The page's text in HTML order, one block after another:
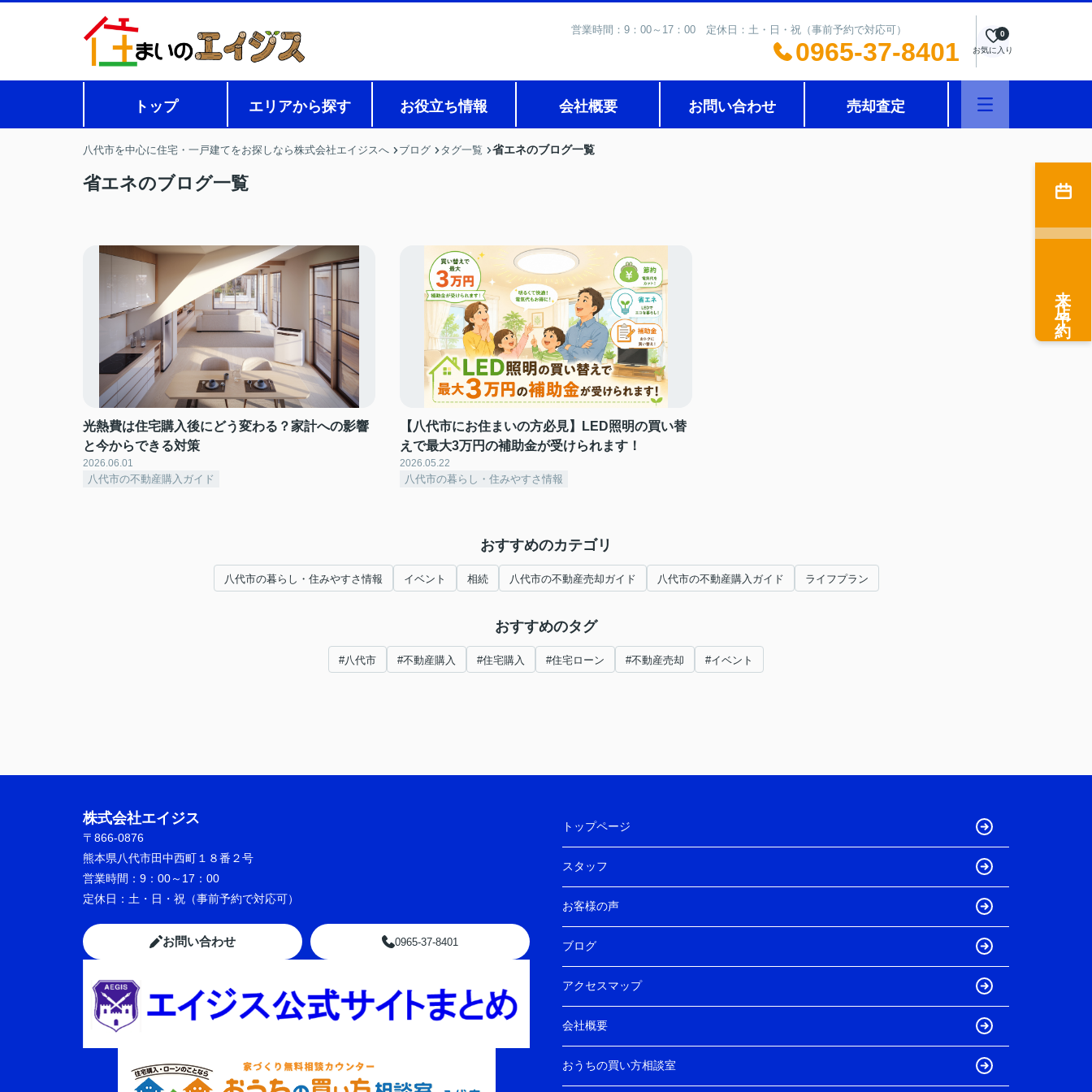
営業時間：9：00～17：00 定休日：土・日・祝（事前予約で対応可）
0965-37-8401 お気に入り
0
トップ エリアから探す お役立ち情報 会社概要 お問い合わせ 売却査定
八代市を中心に住宅・一戸建てをお探しなら株式会社エイジスへ ブログ タグ一覧 省エネのブログ一覧
省エネのブログ一覧
光熱費は住宅購入後にどう変わる？家計への影響
と今からできる対策
2026.06.01
八代市の不動産購入ガイド
【八代市にお住まいの方必見】LED照明の買い替
えで最大3万円の補助金が受けられます！
2026.05.22
八代市の暮らし・住みやすさ情報
おすすめのカテゴリ
八代市の暮らし・住みやすさ情報 イベント 相続 八代市の不動産売却ガイド 八代市の不動産購入ガイド ライフプラン
おすすめのタグ
#八代市 #不動産購入 #住宅購入 #住宅ローン #不動産売却 #イベント
来店予約
株式会社エイジス
〒866-0876
熊本県八代市田中西町１８番２号
営業時間： 9：00～17：00
定休日： 土・日・祝（事前予約で対応可）
お問い合わせ 0965-37-8401
トップページ
スタッフ
お客様の声
ブログ
アクセスマップ
会社概要
おうちの買い方相談室